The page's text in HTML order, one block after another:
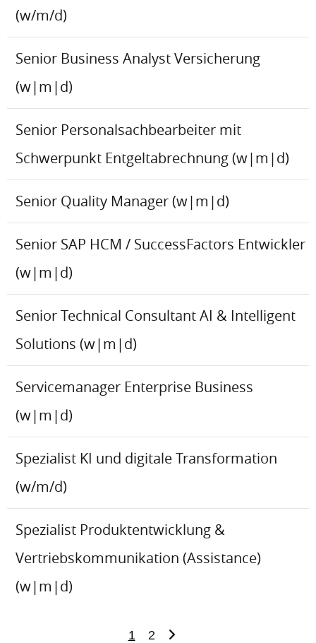
(w/m/d)
Senior Business Analyst Versicherung
(w|m|d)
Senior Personalsachbearbeiter mit
Schwerpunkt Entgeltabrechnung (w|m|d)
Senior Quality Manager (w|m|d)
Senior SAP HCM / SuccessFactors Entwickler
(w|m|d)
Senior Technical Consultant AI & Intelligent
Solutions (w|m|d)
Servicemanager Enterprise Business
(w|m|d)
Spezialist KI und digitale Transformation
(w/m/d)
Spezialist Produktentwicklung &
Vertriebskommunikation (Assistance)
(w|m|d)
1 2